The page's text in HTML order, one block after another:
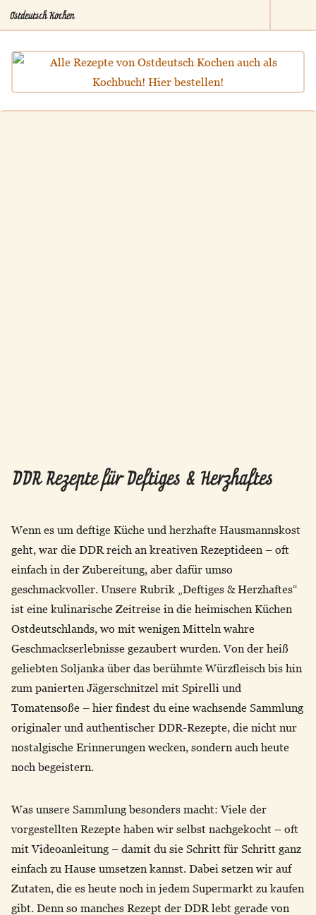
Ostdeutsch Kochen
DDR Rezepte für Deftiges & Herzhaftes
Wenn es um deftige Küche und herzhafte Hausmannskost
geht, war die DDR reich an kreativen Rezeptideen – oft
einfach in der Zubereitung, aber dafür umso
geschmackvoller. Unsere Rubrik „Deftiges & Herzhaftes“
ist eine kulinarische Zeitreise in die heimischen Küchen
Ostdeutschlands, wo mit wenigen Mitteln wahre
Geschmackserlebnisse gezaubert wurden. Von der heiß
geliebten Soljanka über das berühmte Würzfleisch bis hin
zum panierten Jägerschnitzel mit Spirelli und
Tomatensoße – hier findest du eine wachsende Sammlung
originaler und authentischer DDR-Rezepte, die nicht nur
nostalgische Erinnerungen wecken, sondern auch heute
noch begeistern.
Was unsere Sammlung besonders macht: Viele der
vorgestellten Rezepte haben wir selbst nachgekocht – oft
mit Videoanleitung – damit du sie Schritt für Schritt ganz
einfach zu Hause umsetzen kannst. Dabei setzen wir auf
Zutaten, die es heute noch in jedem Supermarkt zu kaufen
gibt. Denn so manches Rezept der DDR lebt gerade von